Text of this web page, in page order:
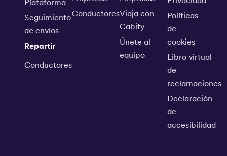
Plataforma
Seguimiento
de envíos
Repartir
Conductores
ConductoresViaja con
Cabify
Únete al
equipo
Políticas
de
cookies
Libro virtual
de
reclamaciones
Declaración
de
accesibilidad